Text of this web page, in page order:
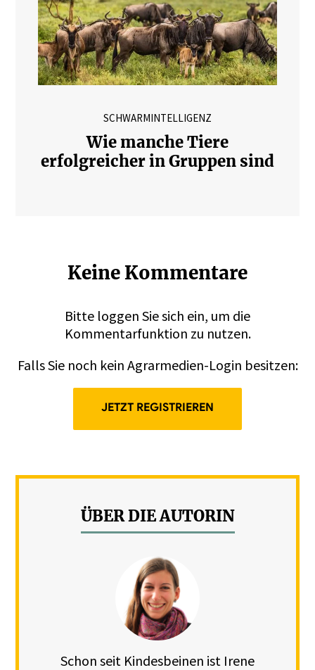
SCHWARMINTELLIGENZ
Wie manche Tiere
erfolgreicher in Gruppen sind
Keine Kommentare
Bitte loggen Sie sich ein, um die
Kommentarfunktion zu nutzen.
Falls Sie noch kein Agrarmedien-Login besitzen:
JETZT REGISTRIEREN
ÜBER DIE AUTORIN
Schon seit Kindesbeinen ist Irene